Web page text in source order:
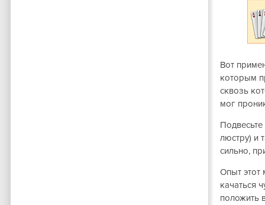
Вот
которым
сквозь
мог
люстру) и
сильно,
Опыт этот
качаться
положить